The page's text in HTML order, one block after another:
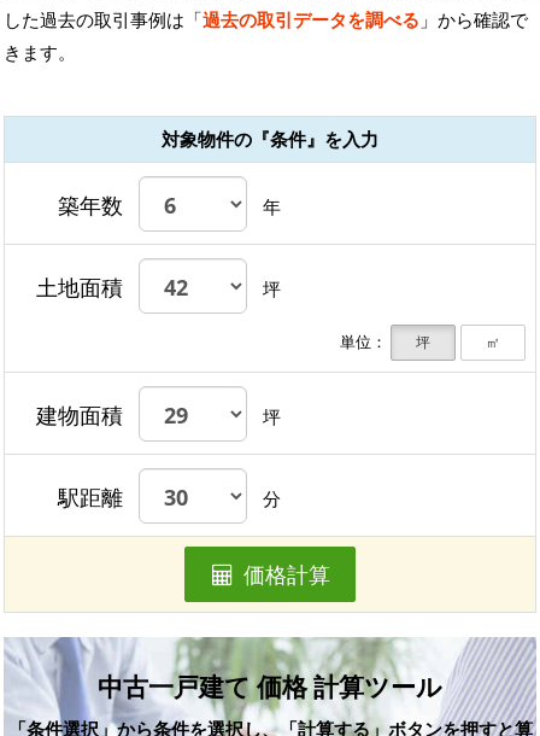
した過去の取引事例は「過去の取引データを調べる 」から確認で
きます。
対象物件の『条件』を入力
築年数 年
土地面積 坪
単位： 坪 ㎡
建物面積 坪
駅距離 分
価格計算
中古一戸建て 価格 計算ツール
「条件選択」から条件を選択し、「計算する」ボタンを押すと算